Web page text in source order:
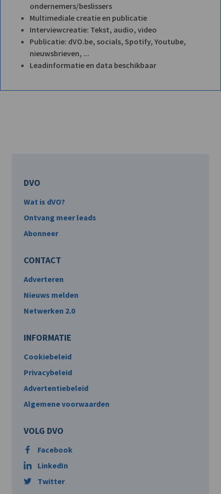
ondernemers/beslissers
Multimediale creatie en publicatie
Interviewcreatie: Tekst, audio, video
Publicatie: dVO.be, socials, Spotify, Youtube,
nieuwsbrieven, ...
Leadinformatie en data beschikbaar
DVO
Wat is dVO?
Ontvang meer leads
Abonneer
CONTACT
Adverteren
Nieuws melden
Netwerken 2.0
INFORMATIE
Cookiebeleid
Privacybeleid
Advertentiebeleid
Algemene voorwaarden
VOLG DVO
Facebook
LinkedIn
Twitter